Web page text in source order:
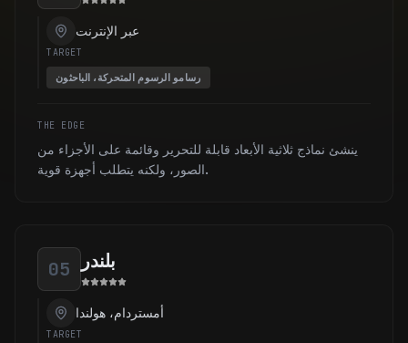
عبر الإنترنت
TARGET
رسامو الرسوم المتحركة، الباحثون
THE EDGE
ينشئ نماذج ثلاثية الأبعاد قابلة للتحرير وقائمة على الأجزاء من
الصور، ولكنه يتطلب أجهزة قوية.
05 بلندر
أمستردام، هولندا
TARGET